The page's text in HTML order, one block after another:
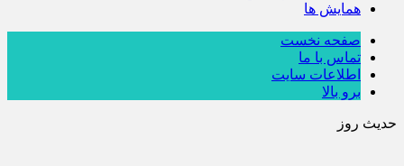
همايش ها
صفحه نخست
تماس با ما
اطلاعات سایت
برو بالا
حدیث روز